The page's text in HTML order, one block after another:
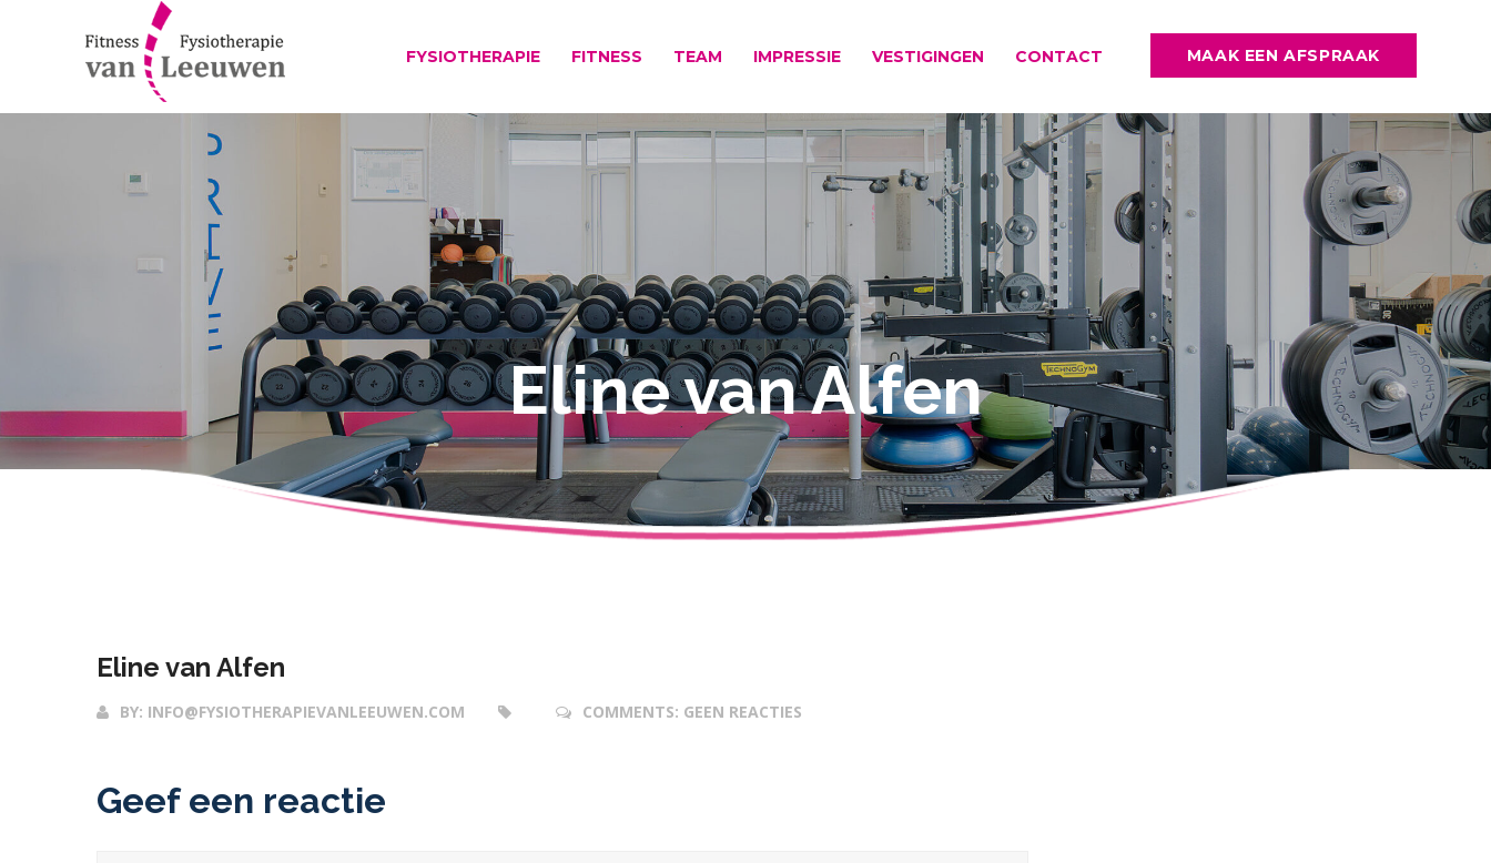
FYSIOTHERAPIE FITNESS TEAM IMPRESSIE VESTIGINGEN CONTACT MAAK EEN AFSPRAAK
Eline van Alfen
Eline van Alfen
BY: INFO@FYSIOTHERAPIEVANLEEUWEN.COM COMMENTS: GEEN REACTIES
Geef een reactie